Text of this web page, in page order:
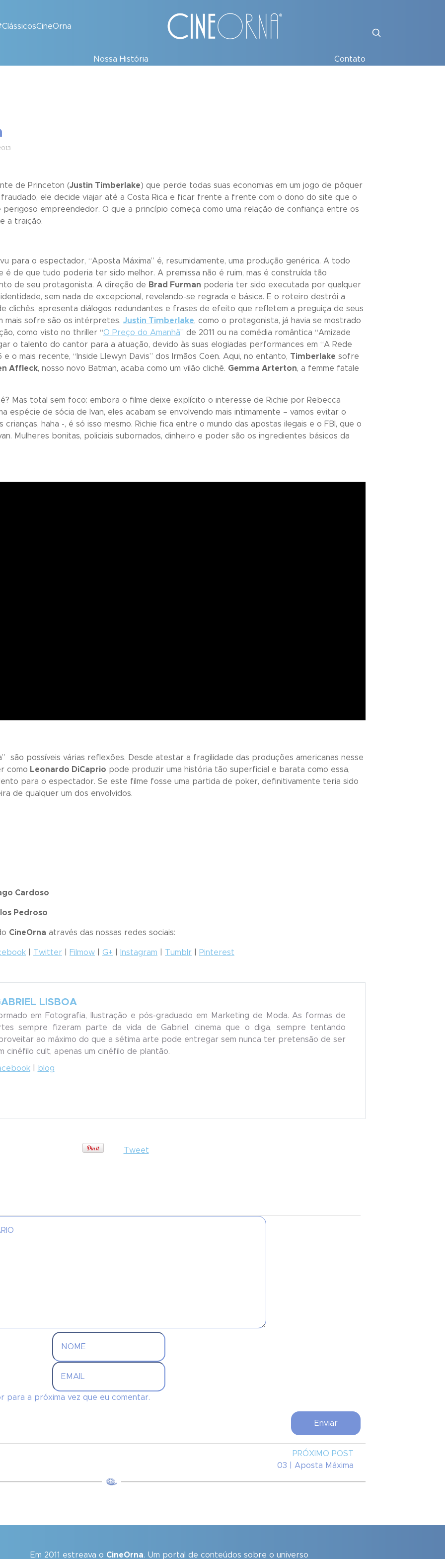
Nossa História Contato
de Princeton (Justin Timberlake) que perde todas suas economias em um jogo de pôquer
ele decide viajar até a Costa Rica e ficar frente a frente com o dono do site que o
perigoso empreendedor. O que a princípio começa como uma relação de confiança entre os
a traição.
para o espectador, “Aposta Máxima” é, resumidamente, uma produção genérica. A todo
de que tudo poderia ter sido melhor. A premissa não é ruim, mas é construída tão
de seu protagonista. A direção de Brad Furman poderia ter sido executada por qualquer
sem nada de excepcional, revelando-se regrada e básica. E o roteiro destrói a
clichês, apresenta diálogos redundantes e frases de efeito que refletem a preguiça de seus
mais sofre são os intérpretes. Justin Timberlake, como o protagonista, já havia se mostrado
como visto no thriller “O Preço do Amanhã” de 2011 ou na comédia romântica “Amizade
o talento do cantor para a atuação, devido às suas elogiadas performances em “A Rede
e o mais recente, “ Inside Llewyn Davis” dos Irmãos Coen. Aqui, no entanto, Timberlake sofre
Affleck, nosso novo Batman, acaba como um vilão clichê. Gemma Arterton, a femme fatale
Mas total sem foco: embora o filme deixe explícito o interesse de Richie por Rebecca
espécie de sócia de Ivan, eles acabam se envolvendo mais intimamente – vamos evitar o
haha -, é só isso mesmo. Richie fica entre o mundo das apostas ilegais e o FBI, que o
Mulheres bonitas, policiais subornados, dinheiro e poder são os ingredientes básicos da
” são possíveis várias reflexões. Desde atestar a fragilidade das produções americanas nesse
como Leonardo DiCaprio pode produzir uma história tão superficial e barata como essa,
para o espectador. Se este filme fosse uma partida de poker, definitivamente teria sido
de qualquer um dos envolvidos.
Cardoso
Pedroso
CineOrna através das nossas redes sociais:
Twitter Filmow G+ Instagram Tumblr Pinterest
LISBOA
em Fotografia, Ilustração e pós-graduado em Marketing de Moda. As formas de
sempre fizeram parte da vida de Gabriel, cinema que o diga, sempre tentando
ao máximo do que a sétima arte pode entregar sem nunca ter pretensão de ser
cinéfilo cult, apenas um cinéfilo de plantão.
| blog
Tweet
para a próxima vez que eu comentar.
PRÓXIMO POST
03 | Aposta Máxima
Em 2011 estreava o CineOrna. Um portal de conteúdos sobre o universo